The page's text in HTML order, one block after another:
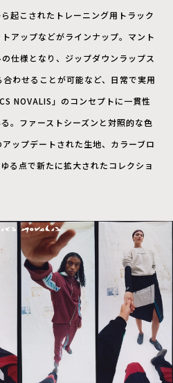
起こされたトレーニング用トラック
アップなどがラインナップ。マント
仕様となり、ジップダウンラップス
わせることが可能など、日常で実用
NOVALIS」のコンセプトに一貫性
。ファーストシーズンと対照的な色
ップデートされた生地、カラーブロ
る点で新たに拡大されたコレクショ